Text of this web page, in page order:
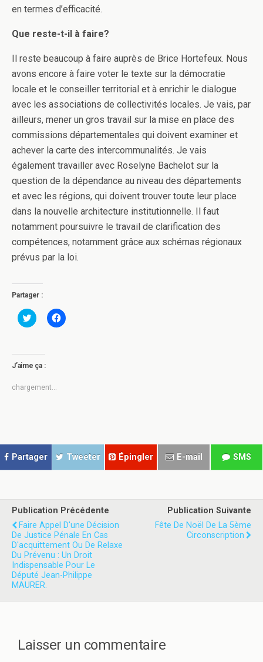
en termes d’efficacité.
Que reste-t-il à faire?
Il reste beaucoup à faire auprès de Brice Hortefeux. Nous
avons encore à faire voter le texte sur la démocratie
locale et le conseiller territorial et à enrichir le dialogue
avec les associations de collectivités locales. Je vais, par
ailleurs, mener un gros travail sur la mise en place des
commissions départementales qui doivent examiner et
achever la carte des intercommunalités. Je vais
également travailler avec Roselyne Bachelot sur la
question de la dépendance au niveau des départements
et avec les régions, qui doivent trouver toute leur place
dans la nouvelle architecture institutionnelle. Il faut
notamment poursuivre le travail de clarification des
compétences, notamment grâce aux schémas régionaux
prévus par la loi.
Partager :
C
l
e
z
p
u
r
e
r
s
u
i
t
t
e
r
(
o
u
v
r
e
d
a
n
n
o
u
C
l
e
r
s
u
c
e
b
o
o
k
(
o
u
v
r
a
n
o
J’aime ça :
chargement…
Partager Tweeter Épingler E-mail SMS
Publication Précédente
Faire Appel D'une Décision
De Justice Pénale En Cas
D'acquittement Ou De Relaxe
Du Prévenu : Un Droit
Indispensable Pour Le
Député Jean-Philippe
MAURER.
Publication Suivante
Fête De Noël De La 5ème
Circonscription
Laisser un commentaire